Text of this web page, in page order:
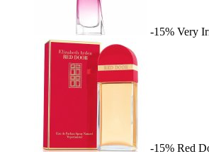
-15% Very
-15% Red